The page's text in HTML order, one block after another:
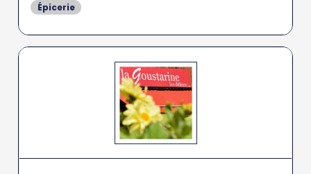
Épicerie